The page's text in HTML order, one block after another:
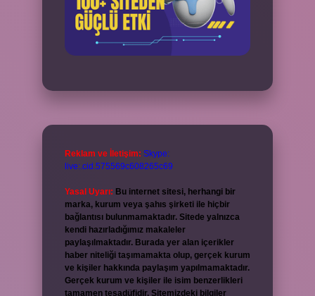
Reklam ve İletişim: Skype:
live:.cid.575569c608265c69
Yasal Uyarı: Bu internet sitesi, herhangi bir
marka, kurum veya şahıs şirketi ile hiçbir
bağlantısı bulunmamaktadır. Sitede yalnızca
kendi hazırladığımız makaleler
paylaşılmaktadır. Burada yer alan içerikler
haber niteliği taşımamakta olup, gerçek kurum
ve kişiler hakkında paylaşım yapılmamaktadır.
Gerçek kurum ve kişiler ile isim benzerlikleri
tamamen tesadüfidir. Sitemizdeki bilgiler